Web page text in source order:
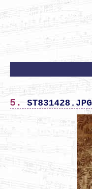
5. ST831428.JPG